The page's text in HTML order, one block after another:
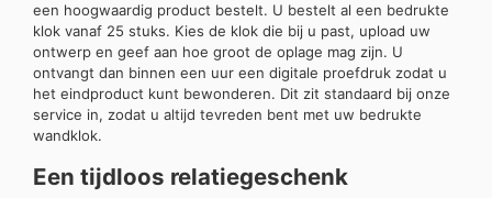
een hoogwaardig product bestelt. U bestelt al een bedrukte
klok vanaf 25 stuks. Kies de klok die bij u past, upload uw
ontwerp en geef aan hoe groot de oplage mag zijn. U
ontvangt dan binnen een uur een digitale proefdruk zodat u
het eindproduct kunt bewonderen. Dit zit standaard bij onze
service in, zodat u altijd tevreden bent met uw bedrukte
wandklok.
Een tijdloos relatiegeschenk